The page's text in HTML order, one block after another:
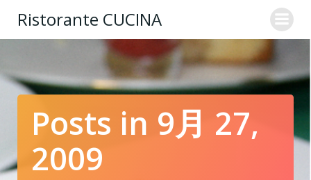
ン
テ
ン
ツ
へ
キ
Ristorante CUCINA
Posts in 9月 27,
2009